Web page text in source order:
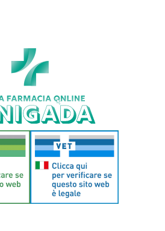
PEDIATRICO
€35,11
al carrello